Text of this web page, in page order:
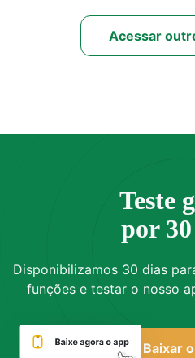
Acessar
Teste
por
Disponibilizamos 30 dias
funções e testar o nosso
Baixar